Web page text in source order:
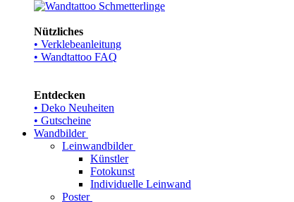
Nützliches
• Verklebeanleitung
• Wandtattoo FAQ
Entdecken
• Deko Neuheiten
• Gutscheine
Wandbilder
Leinwandbilder
Künstler
Fotokunst
Individuelle Leinwand
Poster